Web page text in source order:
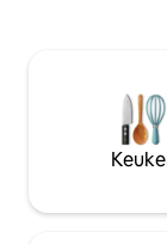
voorzien van
kookplaat en
hebben geen
de studio klaar